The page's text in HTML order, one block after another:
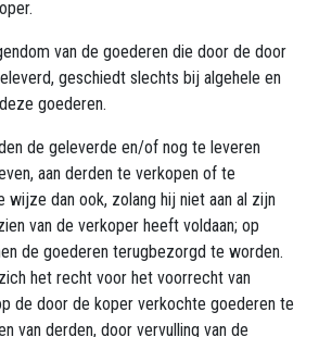
van de goederen die door de door
geschiedt slechts bij algehele en
goederen.
de geleverde en/of nog te leveren
aan derden te verkopen of te
wijze dan ook, zolang hij niet aan al zijn
van de verkoper heeft voldaan; op
de goederen terugbezorgd te worden.
het recht voor het voorrecht van
de door de koper verkochte goederen te
van derden, door vervulling van de